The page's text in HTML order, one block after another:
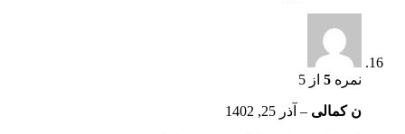
نمره 5 از 5
ن کمالی – آذر 25, 1402